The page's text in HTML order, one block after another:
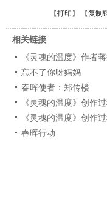
【打印 】 【复制
相关链接
《灵魂的温度》作者
忘不了你呀妈妈
春晖使者：郑传楼
《灵魂的温度》创作过
《灵魂的温度》创作过
春晖行动